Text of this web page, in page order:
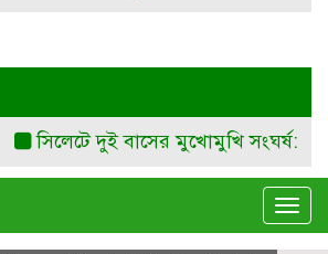
সিলেটে দুই বাসের মুখোমুখি সংঘর্ষ: নিহত ৭